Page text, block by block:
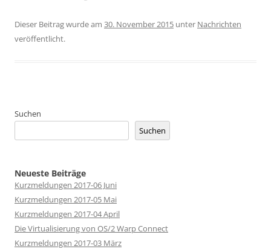
Dieser Beitrag wurde am 30. November 2015 unter Nachrichten
veröffentlicht.
Suchen
Suchen
Neueste Beiträge
Kurzmeldungen 2017-06 Juni
Kurzmeldungen 2017-05 Mai
Kurzmeldungen 2017-04 April
Die Virtualisierung von OS/2 Warp Connect
Kurzmeldungen 2017-03 März